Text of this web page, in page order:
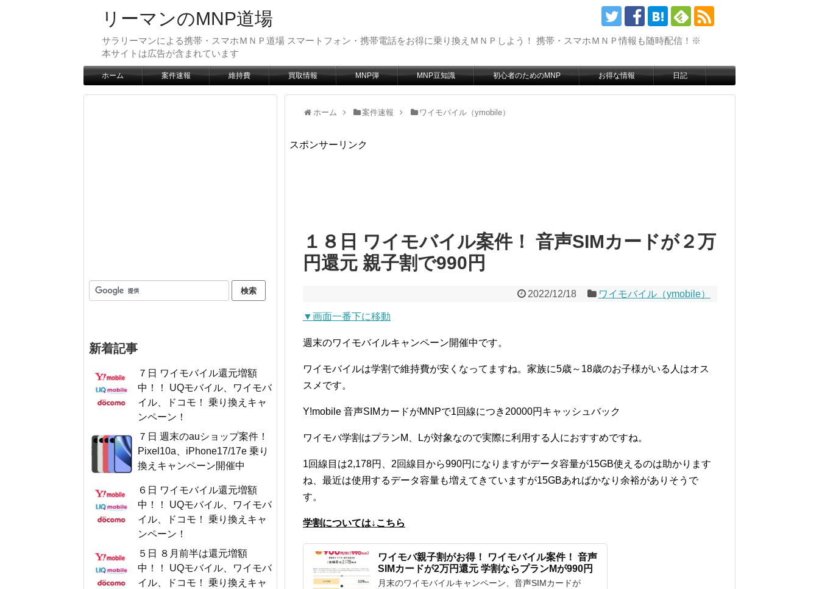
リーマンのMNP道場
サラリーマンによる携帯・スマホＭＮＰ道場 スマートフォン・携帯電話をお得に乗り換えＭＮＰしよう！ 携帯・スマホＭＮＰ情報も随時配信！※
本サイトは広告が含まれています
ホーム 案件速報 維持費 買取情報 MNP弾 MNP豆知識 初心者のためのMNP お得な情報 日記
ホーム 案件速報 ワイモバイル（ymobile）
スポンサーリンク
１８日 ワイモバイル案件！ 音声SIMカードが２万
円還元 親子割で990円
2022/12/18 ワイモバイル（ymobile）
▼画面一番下に移動
週末のワイモバイルキャンペーン開催中です。
ワイモバイルは学割で維持費が安くなってますね。家族に5歳～18歳のお子様がいる人はオス
スメです。
Y!mobile 音声SIMカードがMNPで1回線につき20000円キャッシュバック
ワイモバ学割はプランM、Lが対象なので実際に利用する人におすすめですね。
1回線目は2,178円、2回線目から990円になりますがデータ容量が15GB使えるのは助かります
ね、最近は使用するデータ容量も増えてきていますが15GBあればかなり余裕がありそうで
す。
学割については↓こちら
ワイモバ親子割がお得！ ワイモバイル案件！ 音声
SIMカードが2万円還元 学割ならプランMが990円
月末のワイモバイルキャンペーン、音声SIMカードが
新着記事
７日 ワイモバイル還元増額
中！！ UQモバイル、ワイモバ
イル、ドコモ！ 乗り換えキャ
ンペーン！
７日 週末のauショップ案件！
Pixel10a、iPhone17/17e 乗り
換えキャンペーン開催中
６日 ワイモバイル還元増額
中！！ UQモバイル、ワイモバ
イル、ドコモ！ 乗り換えキャ
ンペーン！
５日 ８月前半は還元増額
中！！ UQモバイル、ワイモバ
イル、ドコモ！ 乗り換えキャ